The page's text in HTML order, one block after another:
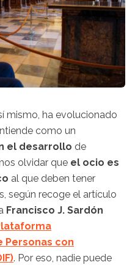
mismo, ha evolucionado
como un
el desarrollo de
olvidar que el ocio es
al que deben tener
según recoge el artículo
Francisco J. Sardón
Personas con
. Por eso, nadie puede